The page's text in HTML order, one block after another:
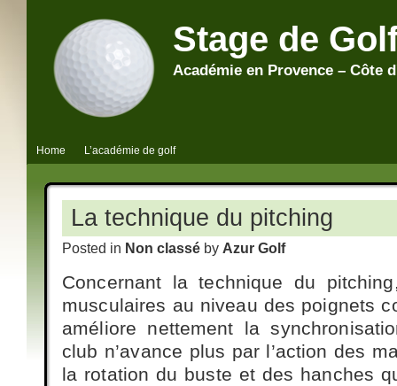
Stage de
Académie en Provence – Côte
Home L’académie de golf
La technique du pitching
Posted in Non classé by Azur Golf
Concernant la technique du
musculaires au niveau des poignets
améliore nettement la
club n’avance plus par l’action des
la rotation du buste et des hanches